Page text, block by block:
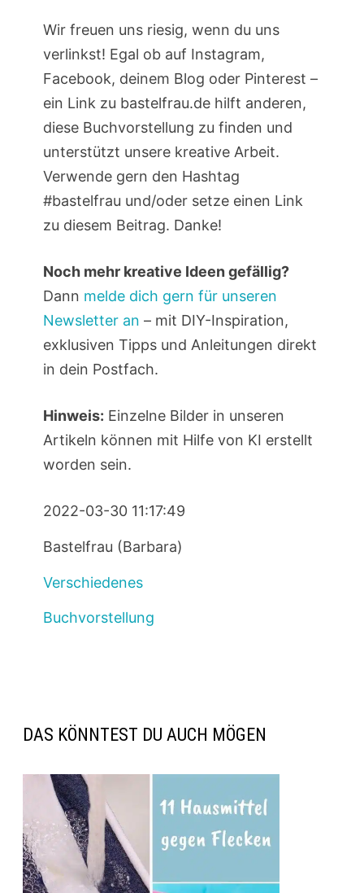
Wir freuen uns riesig, wenn du uns
verlinkst! Egal ob auf Instagram,
Facebook, deinem Blog oder Pinterest –
ein Link zu bastelfrau.de hilft anderen,
diese Buchvorstellung zu finden und
unterstützt unsere kreative Arbeit.
Verwende gern den Hashtag
#bastelfrau und/oder setze einen Link
zu diesem Beitrag. Danke!
Noch mehr kreative Ideen gefällig?
Dann melde dich gern für unseren
Newsletter an – mit DIY-Inspiration,
exklusiven Tipps und Anleitungen direkt
in dein Postfach.
Hinweis: Einzelne Bilder in unseren
Artikeln können mit Hilfe von KI erstellt
worden sein.
2022-03-30 11:17:49
Bastelfrau (Barbara)
Verschiedenes
Buchvorstellung
DAS KÖNNTEST DU AUCH MÖGEN